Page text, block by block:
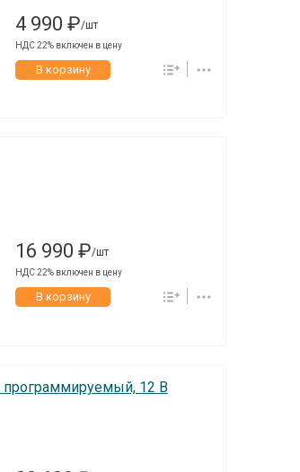
4 990 ₽/шт
НДС 22% включен в цену
В корзину
16 990 ₽/шт
НДС 22% включен в цену
В корзину
программируемый, 12 В